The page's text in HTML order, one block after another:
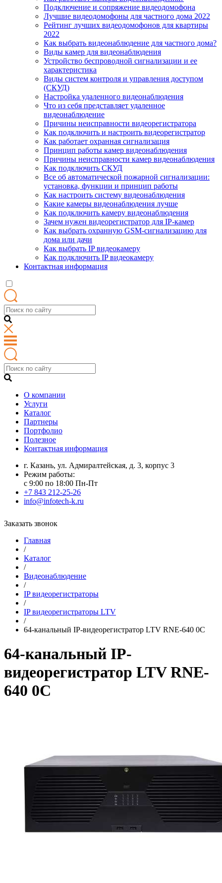
Подключение и сопряжение видеодомофона
Лучшие видеодомофоны для частного дома 2022
Рейтинг лучших видеодомофонов для квартиры
2022
Как выбрать видеонаблюдение для частного дома?
Виды камер для видеонаблюдения
Устройство беспроводной сигнализации и ее
характеристика
Виды систем контроля и управления доступом
(СКУД)
Настройка удаленного видеонаблюдения
Что из себя представляет удаленное
видеонаблюдение
Причины неисправности видеорегистратора
Как подключить и настроить видеорегистратор
Как работает охранная сигнализация
Принцип работы камер видеонаблюдения
Причины неисправности камер видеонаблюдения
Как подключить СКУД
Все об автоматической пожарной сигнализации:
установка, функции и принцип работы
Как настроить систему видеонаблюдения
Какие камеры видеонаблюдения лучше
Как подключить камеру видеонаблюдения
Зачем нужен видеорегистратор для IP-камер
Как выбрать охранную GSM-сигнализацию для
дома или дачи
Как выбрать IP видеокамеру
Как подключить IP видеокамеру
Контактная информация
О компании
Услуги
Каталог
Партнеры
Портфолио
Полезное
Контактная информация
г. Казань, ул. Адмиралтейская, д. 3, корпус 3
Режим работы:
с 9:00 по 18:00 Пн-Пт
+7 843 212-25-26
info@infotech-k.ru
Заказать звонок
Главная
/
Каталог
/
Видеонаблюдение
/
IP видеорегистраторы
/
IP видеорегистраторы LTV
/
64-канальный IP-видеорегистратор LTV RNE-640 0C
64-канальный IP-
видеорегистратор LTV RNE-
640 0C